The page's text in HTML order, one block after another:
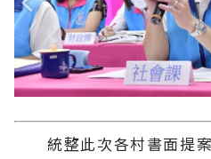
統整此次各村書面提案